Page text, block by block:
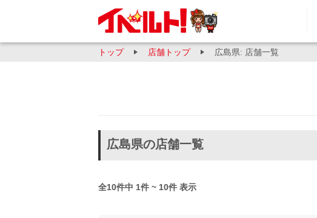
トップ 店舗トップ 広島県: 店舗一覧
広島県の店舗一覧
全10件中 1件 ~ 10件 表示